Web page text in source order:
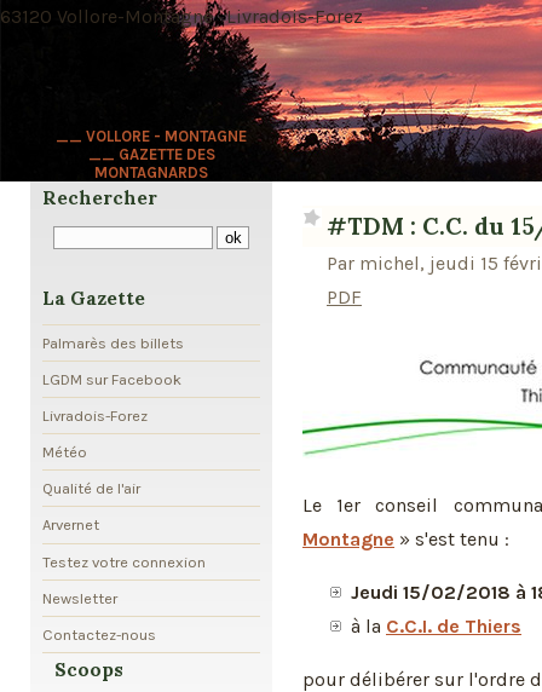
__ VOLLORE - MONTAGNE
__ GAZETTE DES
MONTAGNARDS
63120 Vollore-Montagne · Livradois-Forez
#TDM : C.C. du
Par michel, jeudi 15
PDF
Le 1er conseil
Montagne » s'est tenu :
Jeudi 15/02/2018 à
à la C.C.I. de Thiers
pour délibérer sur l'ordre
Rechercher
La Gazette
Palmarès des billets
LGDM sur Facebook
Livradois-Forez
Météo
Qualité de l'air
Arvernet
Testez votre connexion
Newsletter
Contactez-nous
Scoops